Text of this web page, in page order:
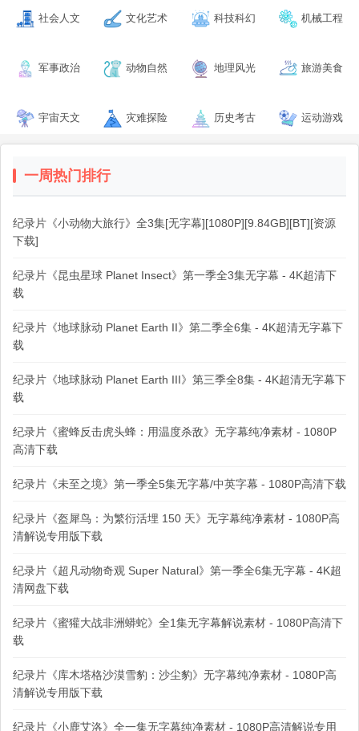
社会人文 文化艺术 科技科幻 机械工程
军事政治 动物自然 地理风光 旅游美食
宇宙天文 灾难探险 历史考古 运动游戏
一周热门排行
纪录片《小动物大旅行》全3集[无字幕][1080P][9.84GB][BT][资源
下载]
纪录片《昆虫星球 Planet Insect》第一季全3集无字幕 - 4K超清下
载
纪录片《地球脉动 Planet Earth II》第二季全6集 - 4K超清无字幕下
载
纪录片《地球脉动 Planet Earth III》第三季全8集 - 4K超清无字幕下
载
纪录片《蜜蜂反击虎头蜂：用温度杀敌》无字幕纯净素材 - 1080P
高清下载
纪录片《未至之境》第一季全5集无字幕/中英字幕 - 1080P高清下载
纪录片《盔犀鸟：为繁衍活埋 150 天》无字幕纯净素材 - 1080P高
清解说专用版下载
纪录片《超凡动物奇观 Super Natural》第一季全6集无字幕 - 4K超
清网盘下载
纪录片《蜜獾大战非洲蟒蛇》全1集无字幕解说素材 - 1080P高清下
载
纪录片《库木塔格沙漠雪豹：沙尘豹》无字幕纯净素材 - 1080P高
清解说专用版下载
纪录片《小鹿艾洛》全一集无字幕纯净素材 - 1080P高清解说专用